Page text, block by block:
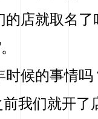
的店就取名了
时候的事情吗
我们就开了